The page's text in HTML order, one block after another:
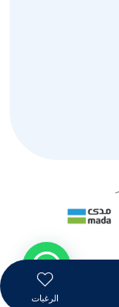
الرغبات